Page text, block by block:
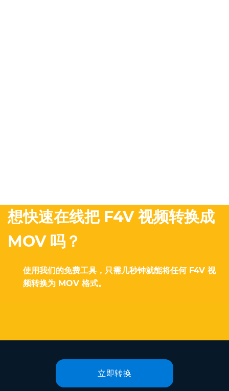
想快速在线把 F4V 视频转换成
MOV 吗？
使用我们的免费工具，只需几秒钟就能将任何 F4V 视
频转换为 MOV 格式。
立即转换